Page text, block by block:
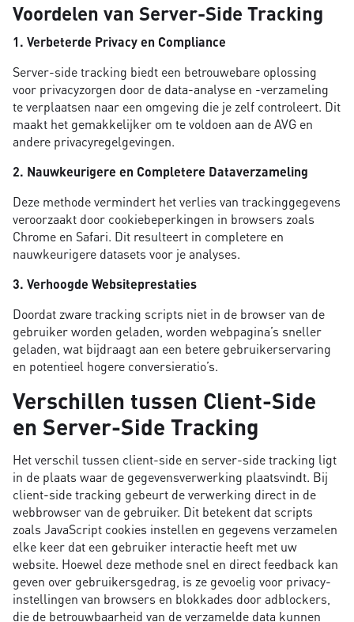
Voordelen van Server-Side Tracking
1. Verbeterde Privacy en Compliance
Server-side tracking biedt een betrouwebare oplossing
voor privacyzorgen door de data-analyse en -verzameling
te verplaatsen naar een omgeving die je zelf controleert. Dit
maakt het gemakkelijker om te voldoen aan de AVG en
andere privacyregelgevingen.
2. Nauwkeurigere en Completere Dataverzameling
Deze methode vermindert het verlies van trackinggegevens
veroorzaakt door cookiebeperkingen in browsers zoals
Chrome en Safari. Dit resulteert in completere en
nauwkeurigere datasets voor je analyses.
3. Verhoogde Websiteprestaties
Doordat zware tracking scripts niet in de browser van de
gebruiker worden geladen, worden webpagina’s sneller
geladen, wat bijdraagt aan een betere gebruikerservaring
en potentieel hogere conversieratio’s.
Verschillen tussen Client-Side
en Server-Side Tracking
Het verschil tussen client-side en server-side tracking ligt
in de plaats waar de gegevensverwerking plaatsvindt. Bij
client-side tracking gebeurt de verwerking direct in de
webbrowser van de gebruiker. Dit betekent dat scripts
zoals JavaScript cookies instellen en gegevens verzamelen
elke keer dat een gebruiker interactie heeft met uw
website. Hoewel deze methode snel en direct feedback kan
geven over gebruikersgedrag, is ze gevoelig voor privacy-
instellingen van browsers en blokkades door adblockers,
die de betrouwbaarheid van de verzamelde data kunnen